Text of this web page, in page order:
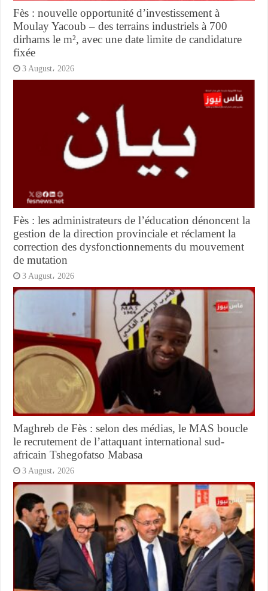
Fès : nouvelle opportunité d’investissement à
Moulay Yacoub – des terrains industriels à 700
dirhams le m², avec une date limite de candidature
fixée
3 August، 2026
Fès : les administrateurs de l’éducation dénoncent la
gestion de la direction provinciale et réclament la
correction des dysfonctionnements du mouvement
de mutation
3 August، 2026
Maghreb de Fès : selon des médias, le MAS boucle
le recrutement de l’attaquant international sud-
africain Tshegofatso Mabasa
3 August، 2026